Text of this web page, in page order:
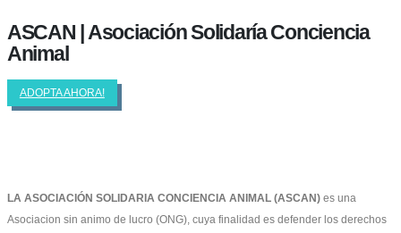
ASCAN | Asociación Solidaría Conciencia
Animal
ADOPTA AHORA!
LA ASOCIACIÓN SOLIDARIA CONCIENCIA ANIMAL (ASCAN) es una
Asociacion sin animo de lucro (ONG), cuya finalidad es defender los derechos